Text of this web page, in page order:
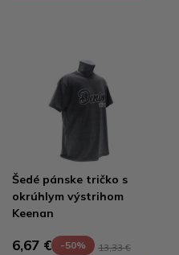
Šedé pánske tričko s
okrúhlym výstrihom
Keenan
6,67 € -50% 13,33 €